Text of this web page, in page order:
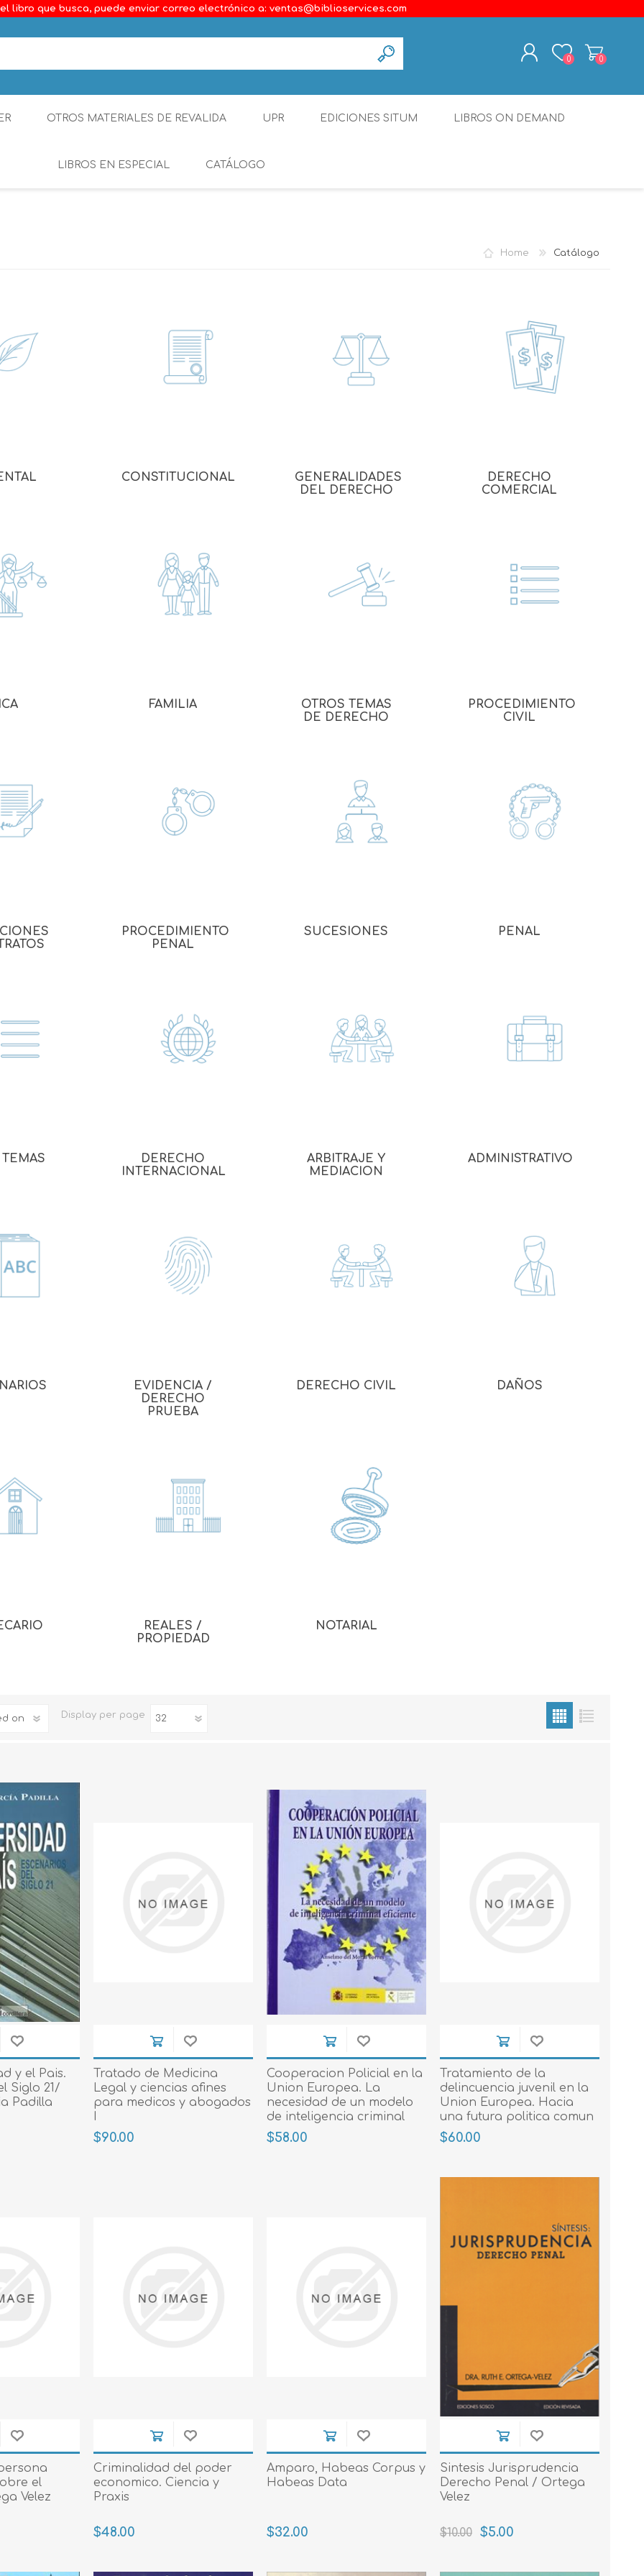
libro que busca, puede enviar correo electrónico a: ventas@biblioservices.com
0 0
OTROS MATERIALES DE REVALIDA UPR EDICIONES SITUM LIBROS ON DEMAND
Gato Malo Editores
LIBROS EN ESPECIAL CATÁLOGO
Sucesiones
Arbitraje y Mediacion
Home Catálogo
CONSTITUCIONAL
GENERALIDADES
DEL DERECHO
DERECHO
COMERCIAL
FAMILIA
OTROS TEMAS
DE DERECHO
PROCEDIMIENTO
CIVIL
PROCEDIMIENTO
PENAL
SUCESIONES PENAL
DERECHO
INTERNACIONAL
ARBITRAJE Y
MEDIACION
ADMINISTRATIVO
EVIDENCIA /
DERECHO
PRUEBA
DERECHO CIVIL DAÑOS
REALES /
PROPIEDAD
NOTARIAL
Display per page
y el Pais.
Siglo 21/
Padilla
Tratado de Medicina
Legal y ciencias afines
para medicos y abogados
$90.00
Cooperacion Policial en la
Union Europea. La
necesidad de un modelo
de inteligencia criminal
eficien
$58.00
Tratamiento de la
delincuencia juvenil en la
Union Europea. Hacia
una futura politica comun
$60.00
el
Velez
Criminalidad del poder
economico. Ciencia y
Praxis
$48.00
Amparo, Habeas Corpus y
Habeas Data
$32.00
Sintesis Jurisprudencia
Derecho Penal / Ortega
Velez
$10.00 $5.00